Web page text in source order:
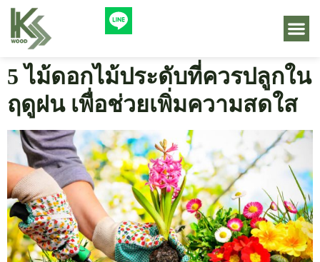
5 ไม้ดอกไม้ประดับที่ควรปลูกใน
ฤดูฝน เพื่อช่วยเพิ่มความสดใส